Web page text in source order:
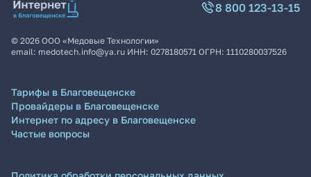
8 800 123-13-15
© 2026 ООО «Медовые Технологии»
email: medotech.info@ya.ru ИНН: 0278180571 ОГРН: 1110280037526
Тарифы в Благовещенске
Провайдеры в Благовещенске
Интернет по адресу в Благовещенске
Частые вопросы